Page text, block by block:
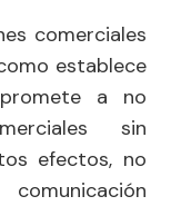
comerciales
establece
a no
sin
efectos, no